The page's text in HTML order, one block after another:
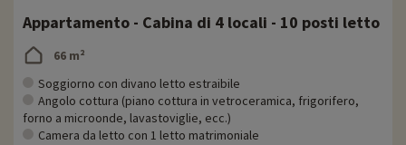
Appartamento - Cabina di 4 locali - 10 posti letto
66 m²
Soggiorno con divano letto estraibile
Angolo cottura (piano cottura in vetroceramica, frigorifero,
forno a microonde, lavastoviglie, ecc.)
Camera da letto con 1 letto matrimoniale